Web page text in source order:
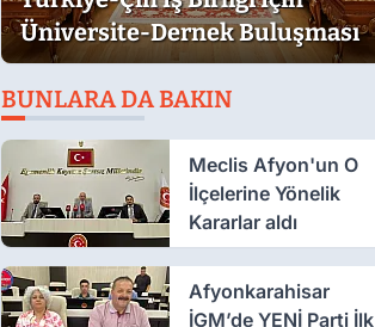
Üniversite-Dernek Buluşması
BUNLARA DA BAKIN
Meclis Afyon'un O
İlçelerine Yönelik
Kararlar aldı
Afyonkarahisar
İGM’de YENİ Parti İlk